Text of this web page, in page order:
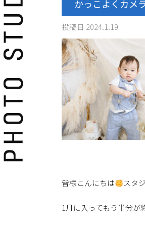
かっこよくカメ
投稿日 2024.1.19
皆様こんにちは スタ
1月に入ってもう半分